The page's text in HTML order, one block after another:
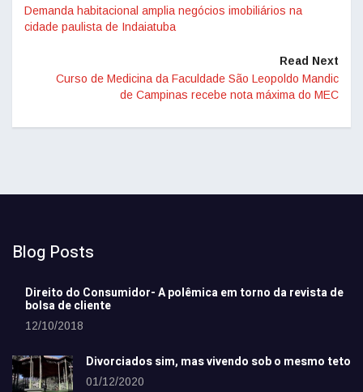
Demanda habitacional amplia negócios imobiliários na
cidade paulista de Indaiatuba
Read Next
Curso de Medicina da Faculdade São Leopoldo Mandic
de Campinas recebe nota máxima do MEC
Blog Posts
Direito do Consumidor- A polêmica em torno da revista de
bolsa de cliente
12/10/2018
Divorciados sim, mas vivendo sob o mesmo teto
01/12/2020